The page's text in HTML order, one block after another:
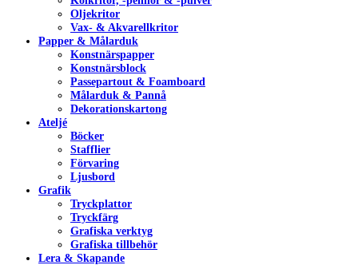
Oljekritor
Vax- & Akvarellkritor
Papper & Målarduk
Konstnärspapper
Konstnärsblock
Passepartout & Foamboard
Målarduk & Pannå
Dekorationskartong
Ateljé
Böcker
Stafflier
Förvaring
Ljusbord
Grafik
Tryckplattor
Tryckfärg
Grafiska verktyg
Grafiska tillbehör
Lera & Skapande